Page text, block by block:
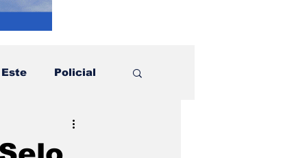
Policial
Política